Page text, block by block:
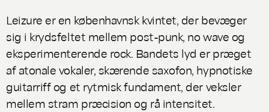
Leizure er en københavnsk kvintet, der bevæger
sig i krydsfeltet mellem post-punk, no wave og
eksperimenterende rock. Bandets lyd er præget
af atonale vokaler, skærende saxofon, hypnotiske
guitarriff og et rytmisk fundament, der veksler
mellem stram præcision og rå intensitet.